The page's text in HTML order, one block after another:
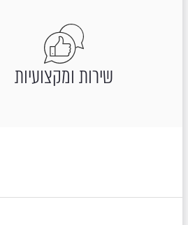
שירות ומקצועיות